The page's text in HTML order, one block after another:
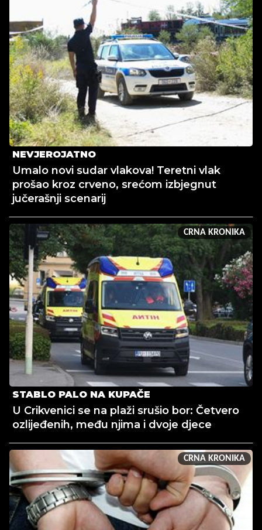
NEVJEROJATNO
Umalo novi sudar vlakova! Teretni vlak
prošao kroz crveno, srećom izbjegnut
jučerašnji scenarij
CRNA KRONIKA
STABLO PALO NA KUPAČE
U Crikvenici se na plaži srušio bor: Četvero
ozlijeđenih, među njima i dvoje djece
CRNA KRONIKA